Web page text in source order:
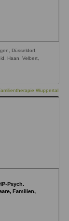
Düsseldorf,
Haan, Velbert,
Wuppertal
Psych.
Familien,